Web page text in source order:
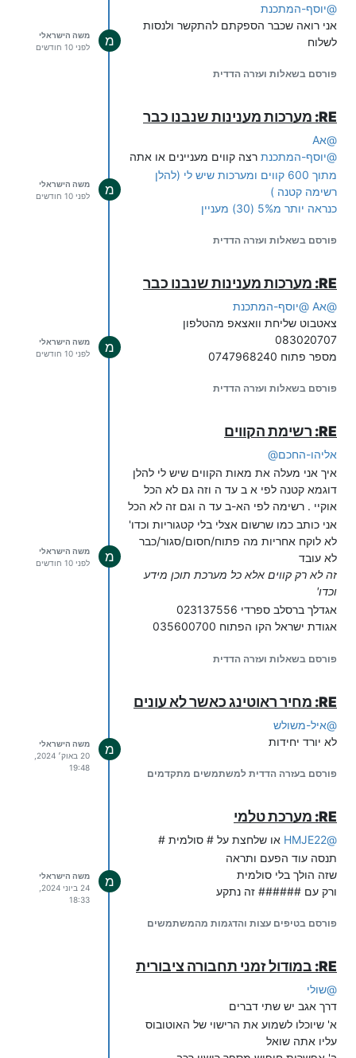
@יוסף-המתכנת
אני רואה שכבר הספקתם להתקשר ולנסות
לשלוח
פורסם בשאלות ועזרה הדדית
מ
משה הישראלי
לפני 10 חודשים
RE: מערכות מענינות שנבנו כבר
@אA
@יוסף-המתכנת רצה קווים מעניינים או אתה
מתוך 600 קווים ומערכות שיש לי (להלן
רשימה קטנה )
כנראה יותר מ5% (30) מעניין
פורסם בשאלות ועזרה הדדית
מ
משה הישראלי
לפני 10 חודשים
RE: מערכות מענינות שנבנו כבר
@אA @יוסף-המתכנת
צאטבוט שליחת וואצאפ מהטלפון
083020707
מספר פתוח 0747968240
פורסם בשאלות ועזרה הדדית
מ
משה הישראלי
לפני 10 חודשים
RE: רשימת הקווים
@אליהו-החכם
איך אני מעלה את מאות הקווים שיש לי להלן
דוגמא קטנה לפי א ב עד ה וזה גם לא הכל
אוקיי . רשימה לפי הא-ב עד ה וגם זה לא הכל
אני כותב כמו שרשום אצלי בלי קטגוריות וכדו'
לא לוקח אחריות מה פתוח/חסום/סגור/כבר
לא עובד
זה לא רק קווים אלא כל מערכת תוכן מידע
וכדו'
אגדלך ברסלב ספרדי 023137556
אגודת ישראל הקו הפתוח 035600700
אהבת ישראל מערכות טלפוניות 037701770
אום אני חומה 025009053
אוצר הגליונות לפקס 023132641
אוצרות הנגינה 026471823
אור הרשב"י 0733134600
אז נדברו 0722138260
אחרית הימים 0747962183
איגוד בני התורה הספרדי 026507494
אידישן שטעטל 023024350
אייקול בנק המידע 0795840000
אימייל לפקס 0733518108
אמהות למען אמהות 023731122
לימוד אנגלית 0765999800 _
0795375592
אנקי קול 0799400404
אספקלריא 0723701917
אפליקצפון 0795284312
אש דת 025441298
פורסם בשאלות ועזרה הדדית
מ
משה הישראלי
לפני 10 חודשים
RE: מחיר ראוטינג כאשר לא עונים
@איל-משולש
לא יורד יחידות
פורסם בעזרה הדדית למשתמשים מתקדמים
מ
משה הישראלי
19:48
RE: מערכת טלמי
@
HMJE22 או שלחצת על # סולמית #
תנסה עוד הפעם ותראה
שזה הולך בלי סולמית
ורק עם ###### זה נתקע
פורסם בטיפים עצות והדגמות מהמשתמשים
מ
משה הישראלי
18:33
RE: במודול זמני תחבורה ציבורית
@שולי
דרך אגב יש שתי דברים
א' שיוכלו לשמוע את הרישוי של האוטובוס
עליו אתה שואל